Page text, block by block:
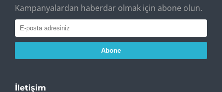
Kampanyalardan haberdar olmak için abone olun.
Abone
İletişim